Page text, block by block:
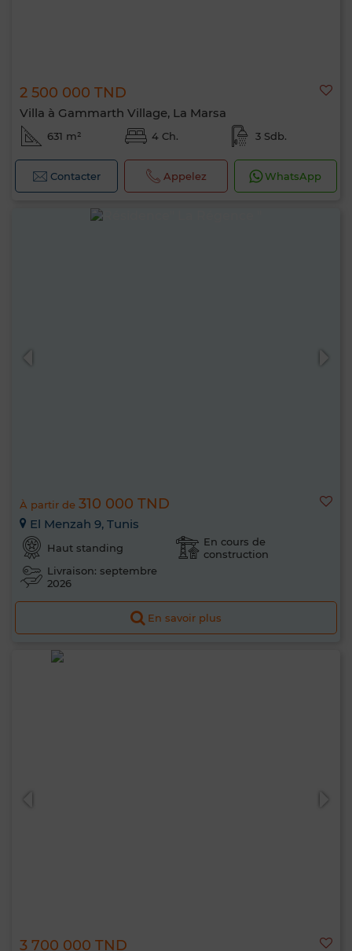
2 500 000 TND
Villa à Gammarth Village, La Marsa
631 m² 4 Ch. 3 Sdb.
Contacter Appelez WhatsApp
À partir de 310 000 TND
El Menzah 9, Tunis
Haut standing
En cours de
construction
Livraison: septembre
2026
En savoir plus
3 700 000 TND